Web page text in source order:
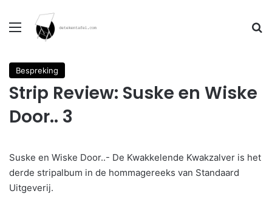
Menu
Bespreking
Strip Review: Suske en Wiske
Door.. 3
Suske en Wiske Door..- De Kwakkelende Kwakzalver is het
derde stripalbum in de hommagereeks van Standaard
Uitgeverij.